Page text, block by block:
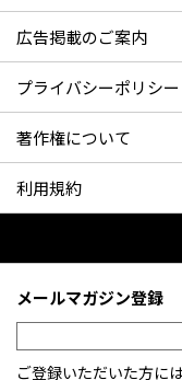
広告掲載のご案内
プライバシーポリシー
著作権について
利用規約
メールマガジン登録
ご登録いただいた方に